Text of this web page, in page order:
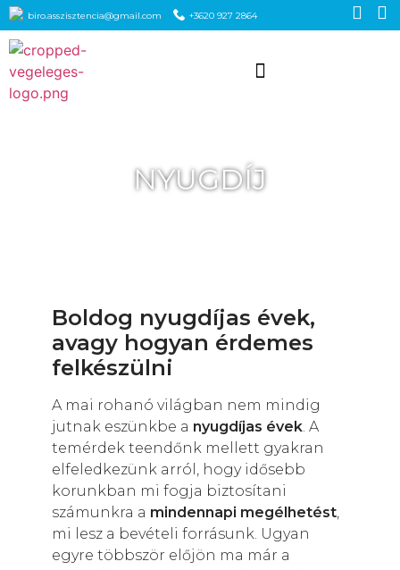
biro.asszisztencia@gmail.com +3620 927 2864
NYUGDÍJ
Boldog nyugdíjas évek,
avagy hogyan érdemes
felkészülni
A mai rohanó világban nem mindig
jutnak eszünkbe a nyugdíjas évek. A
temérdek teendőnk mellett gyakran
elfeledkezünk arról, hogy idősebb
korunkban mi fogja biztosítani
számunkra a mindennapi megélhetést,
mi lesz a bevételi forrásunk. Ugyan
egyre többször előjön ma már a